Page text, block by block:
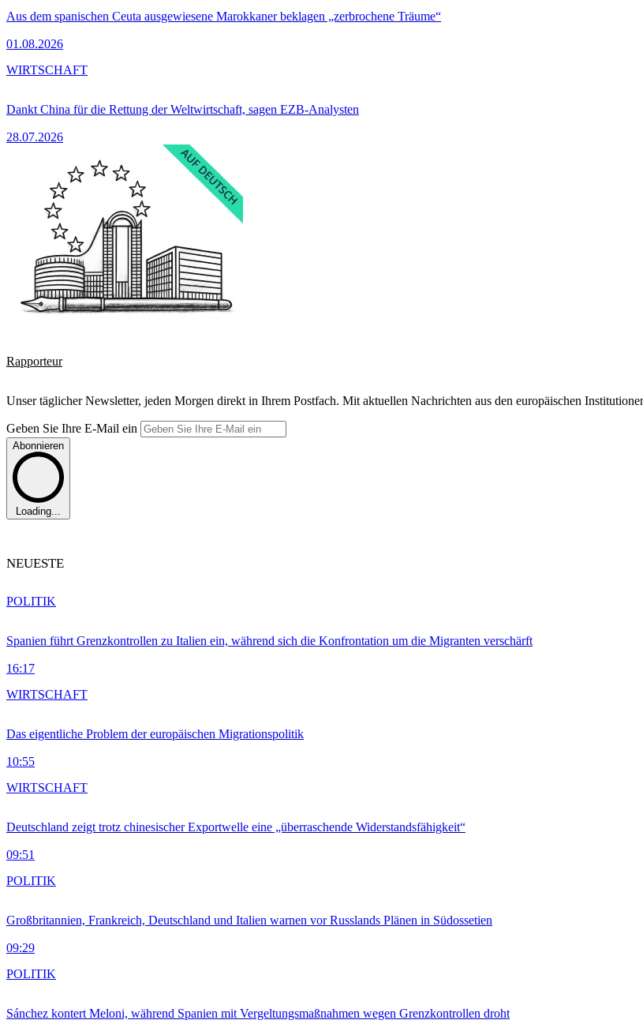
Aus dem spanischen Ceuta ausgewiesene Marokkaner beklagen „zerbrochene Träume“
01.08.2026
Dankt China für die Rettung der Weltwirtschaft, sagen EZB-Analysten
28.07.2026
WIRTSCHAFT
Rapporteur
Unser täglicher Newsletter, jeden Morgen direkt in Ihrem Postfach. Mit aktuellen Nachrichten aus den europäischen
Geben Sie Ihre E-Mail ein
Abonnieren
Loading...
NEUESTE
Spanien führt Grenzkontrollen zu Italien ein, während sich die Konfrontation um die Migranten verschärft
16:17
POLITIK
Das eigentliche Problem der europäischen Migrationspolitik
10:55
WIRTSCHAFT
Deutschland zeigt trotz chinesischer Exportwelle eine „überraschende Widerstandsfähigkeit“
09:51
WIRTSCHAFT
Großbritannien, Frankreich, Deutschland und Italien warnen vor Russlands Plänen in Südossetien
09:29
POLITIK
Sánchez kontert Meloni, während Spanien mit Vergeltungsmaßnahmen wegen Grenzkontrollen droht
POLITIK